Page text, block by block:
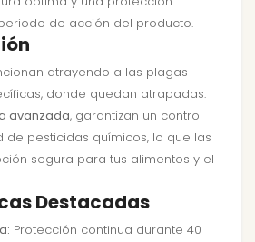
de acción del producto.
atrayendo a las plagas
donde quedan atrapadas.
avanzada, garantizan un control
de pesticidas químicos, lo que las
segura para tus alimentos y el
Destacadas
Protección continua durante 40